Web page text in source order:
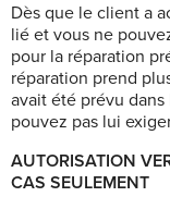
Dès que le client a
lié et vous ne
pour la réparation
réparation prend
avait été prévu
pouvez pas lui
AUTORISATION
CAS SEULEMENT